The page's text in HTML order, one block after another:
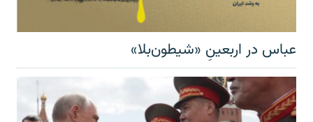
عباس در اربعینِ «شیطون‌بلا»